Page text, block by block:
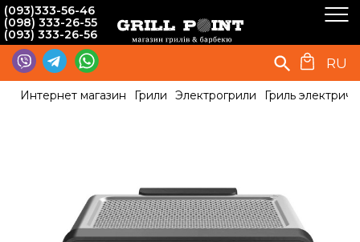
(093)333-56-46
(098) 333-26-55
(093) 333-26-56
RU
Интернет магазин Грили Электрогрили Гриль